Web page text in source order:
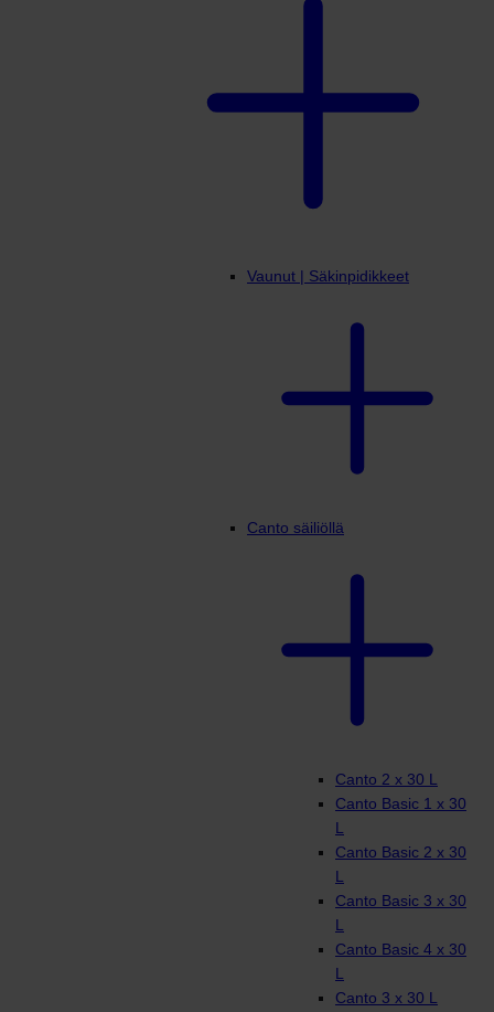
Vaunut | Säkinpidikkeet
Canto säiliöllä
Canto 2 x 30 L
Canto Basic 1 x 30
L
Canto Basic 2 x 30
L
Canto Basic 3 x 30
L
Canto Basic 4 x 30
L
Canto 3 x 30 L